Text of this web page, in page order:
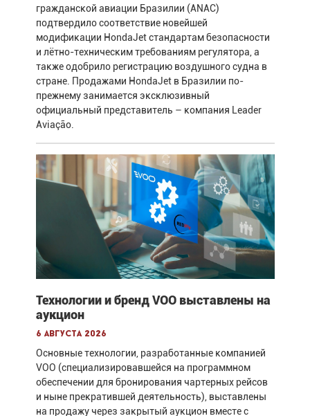
гражданской авиации Бразилии (ANAC)
подтвердило соответствие новейшей
модификации HondaJet стандартам безопасности
и лётно-техническим требованиям регулятора, а
также одобрило регистрацию воздушного судна в
стране. Продажами HondaJet в Бразилии по-
прежнему занимается эксклюзивный
официальный представитель – компания Leader
Aviação.
Технологии и бренд VOO выставлены на
аукцион
6 августа 2026
Основные технологии, разработанные компанией
VOO (специализировавшейся на программном
обеспечении для бронирования чартерных рейсов
и ныне прекратившей деятельность), выставлены
на продажу через закрытый аукцион вместе с